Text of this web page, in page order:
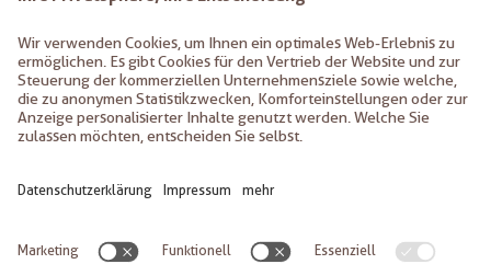
ALLE ARTIKEL LESEN
St. Margarethenstr. 12
+39 0473 56 13 54